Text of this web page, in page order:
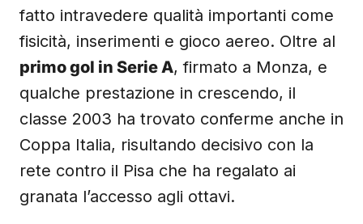
fatto intravedere qualità importanti come
fisicità, inserimenti e gioco aereo. Oltre al
primo gol in Serie A, firmato a Monza, e
qualche prestazione in crescendo, il
classe 2003 ha trovato conferme anche in
Coppa Italia, risultando decisivo con la
rete contro il Pisa che ha regalato ai
granata l’accesso agli ottavi.